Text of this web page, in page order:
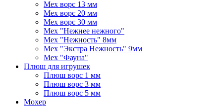
Мех ворс 13 мм
Мех ворс 20 мм
Мех ворс 30 мм
Мех "Нежнее нежного"
Мех "Нежность" 8мм
Мех "Экстра Нежность" 9мм
Мех "Фауна"
Плюш для игрушек
Плюш ворс 1 мм
Плюш ворс 3 мм
Плюш ворс 5 мм
Мохер